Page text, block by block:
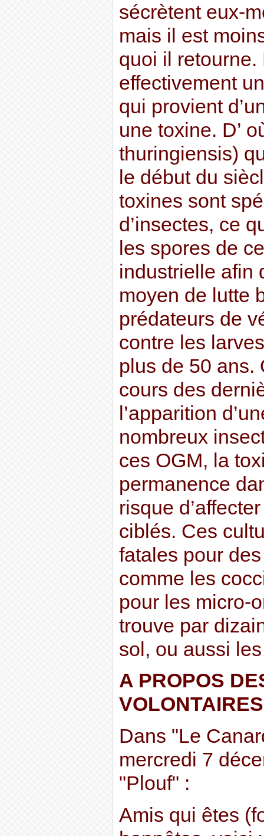
sécrètent eux-
mais il est
quoi il
effectivement
qui provient
une toxine. D’
thuringiensis)
le début du
toxines sont
d’insectes, ce
les spores de
industrielle afin
moyen de lutte
prédateurs de
contre les
plus de 50 ans.
cours des
l’apparition
nombreux
ces OGM, la
permanence
risque
ciblés. Ces
fatales pour
comme les
pour les micro-
trouve par
sol, ou aussi
A PROPOS
VOLONTAIRES
Dans "Le
mercredi 7
"Plouf" :
Amis qui êtes